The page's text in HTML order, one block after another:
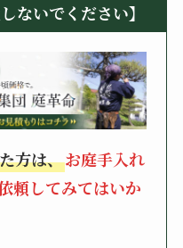
ないでください】
方は、お庭手入れ
頼してみてはいか